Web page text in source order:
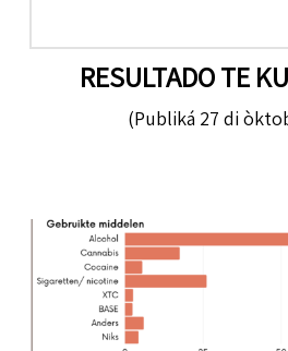
RESULTADO TE
(Publiká 27 di